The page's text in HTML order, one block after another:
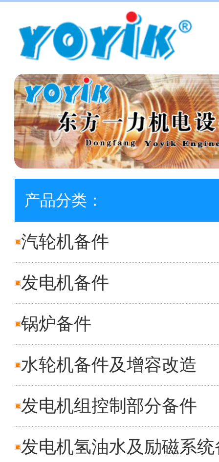
产品分类：
汽轮机备件
发电机备件
锅炉备件
水轮机备件及增容改造
发电机组控制部分备件
发电机氢油水及励磁系统